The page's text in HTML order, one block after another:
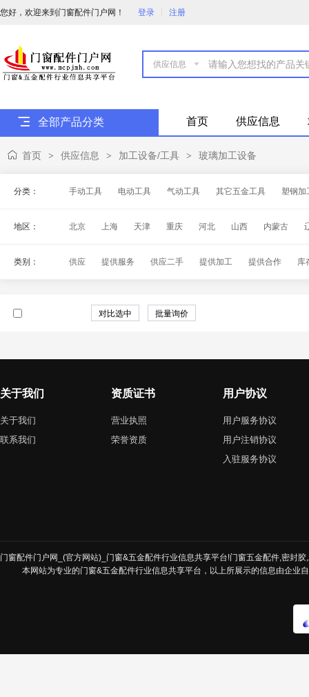
您好，欢迎来到门窗配件门户网！ 登录 注册

全部产品分类 首页 供应信息
首页 > 供应信息 > 加工设备/工具 > 玻璃加工设备
分类： 手动工具 电动工具 气动工具 其它五金工具 塑钢加
地区： 北京 上海 天津 重庆 河北 山西 内蒙古
类别：
供应 提供服务 供应二手 提供加工 提供合作 库
关于我们
关于我们
联系我们
资质证书
营业执照
荣誉资质
用户协议
用户服务协议
用户注销协议
入驻服务协议
门窗配件门户网_(官方网站)_门窗&五金配件行业信息共享平台!门窗五金配件,密封
本网站为专业的门窗&五金配件行业信息共享平台，以上所展示的信息由企业